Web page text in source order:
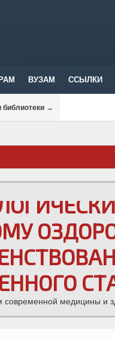
ВУЗАМ ССЫЛКИ
библиотеки →
современной медицины и